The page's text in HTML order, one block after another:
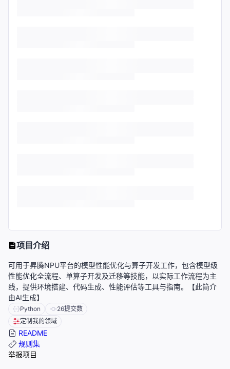
项目介绍
可用于昇腾NPU平台的模型性能优化与算子开发工作，包含模型级
性能优化全流程、单算子开发及迁移等技能，以实际工作流程为主
线，提供环境搭建、代码生成、性能评估等工具与指南。【此简介
由AI生成】
Python 26提交数
定制我的领域
README
规则集
举报项目